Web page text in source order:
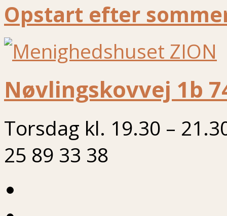
Opstart efter
Nøvlingskovvej 1b
Torsdag kl. 19.30 –
25 89 33 38